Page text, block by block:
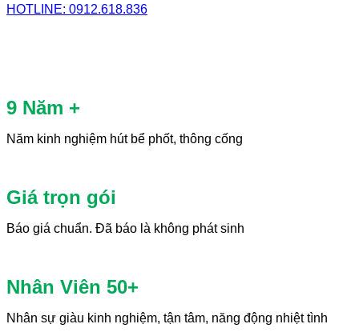
HOTLINE: 0912.618.836
9 Năm +
Năm kinh nghiệm hút bể phốt, thông cống
Giá trọn gói
Báo giá chuẩn. Đã báo là không phát sinh
Nhân Viên 50+
Nhân sự giàu kinh nghiệm, tận tâm, năng động nhiệt tình